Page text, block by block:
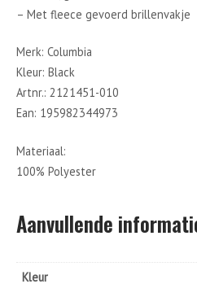
– Met fleece gevoerd brillenvakje
Merk: Columbia
Kleur: Black
Artnr.: 2121451-010
Ean: 195982344973
Materiaal:
100% Polyester
Aanvullende
Kleur